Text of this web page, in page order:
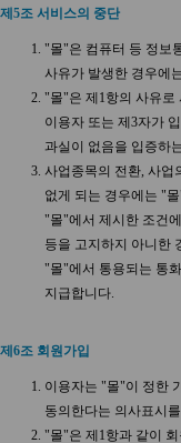
제5조 서비스의 중단
"몰"은 컴퓨터 등 정보
사유가 발생한 경우에
"몰"은 제1항의 사유로
이용자 또는 제3자가
과실이 없음을 입증하
사업종목의 전환, 사업
없게 되는 경우에는 "
"몰"에서 제시한 조건
등을 고지하지 아니한
"몰"에서 통용되는 통
지급합니다.
제6조 회원가입
이용자는 "몰"이 정한
동의한다는 의사표시
"몰"은 제1항과 같이